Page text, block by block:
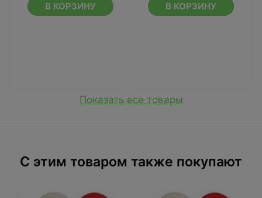
В КОРЗИНУ В КОРЗИНУ
Показать все товары
C этим товаром также покупают